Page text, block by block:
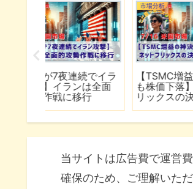
市場分析
【TSMC増益の神決算で
も株価下落】ネットフ
リックスの決算は予想
市場
【
割
れ
当サイトは広告費で運営
確保のため、ご理解いた